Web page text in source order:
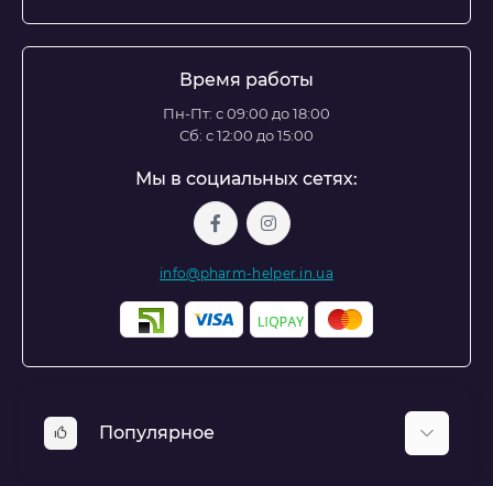
Время работы
Пн-Пт: с 09:00 до 18:00
Сб: с 12:00 до 15:00
Мы в социальных сетях:
info@pharm-helper.in.ua
Популярное